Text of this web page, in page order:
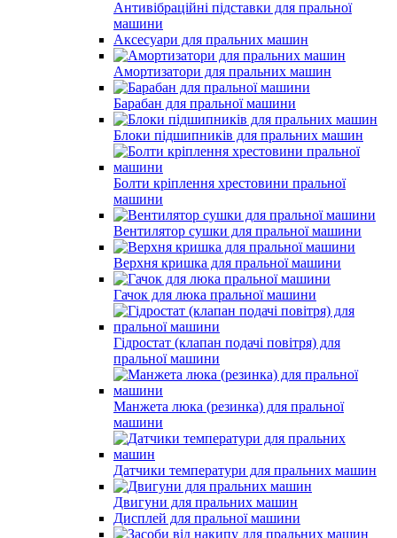
Антивібраційні підставки для пральної
машини
Аксесуари для пральних машин
Амортизатори для пральних машин
Барабан для пральної машини
Блоки підшипників для пральних машин
Болти кріплення хрестовини пральної
машини
Вентилятор сушки для пральної машини
Верхня кришка для пральної машини
Гачок для люка пральної машини
Гідростат (клапан подачі повітря) для
пральної машини
Манжета люка (резинка) для пральної
машини
Датчики температури для пральних машин
Двигуни для пральних машин
Дисплей для пральної машини